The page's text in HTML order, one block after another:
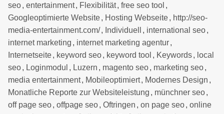
seo, entertainment, Flexibilität, free seo tool ,
Googleoptimierte Website, Hosting Webseite, http://seo-
media-entertainment.com/, Individuell , international seo,
internet marketing , internet marketing agentur,
Internetseite, keyword seo, keyword tool , Keywords, local
seo, Loginmodul , Luzern , magento seo, marketing seo,
media entertainment, Mobileoptimiert, Modernes Design ,
Monatliche Reporte zur Websiteleistung , münchner seo,
off page seo, offpage seo, Oftringen , on page seo, online